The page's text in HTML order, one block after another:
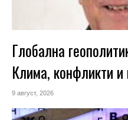
Глобална
Клима, конфликти и
9 август, 2026